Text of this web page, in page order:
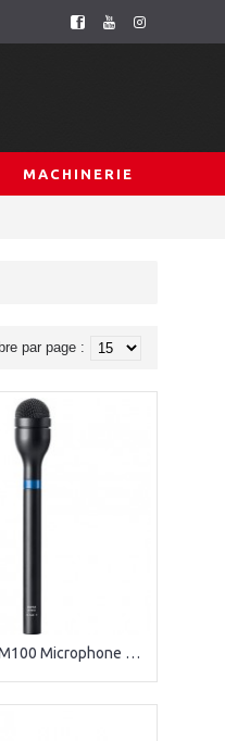
MACHINERIE
par page :
BOYA BY-HM100 Microphone omnidirectionnel à 360° pour interview.